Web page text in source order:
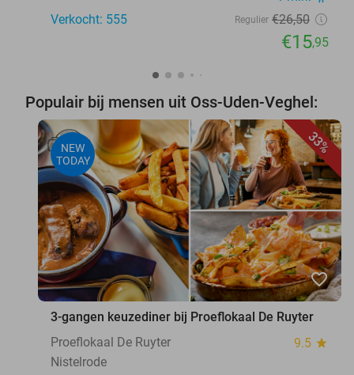
Verkocht: 555 Regulier €26,50
€15,95
Populair bij mensen uit Oss-Uden-Veghel:
33%
NEW
TODAY
favorite_border
3-gangen keuzediner bij Proeflokaal De Ruyter
Proeflokaal De Ruyter
9.5 star
Nistelrode